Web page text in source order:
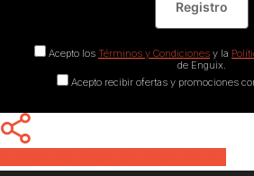
Acepto los Términos y Condicionesy la
de Enguix.
Acepto recibir ofertas y promociones